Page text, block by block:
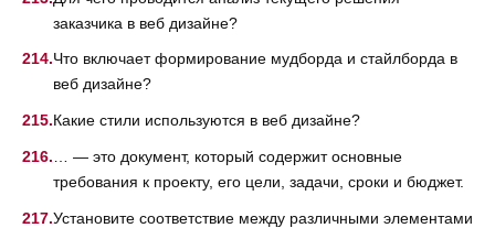
заказчика в веб дизайне?
Что включает формирование мудборда и стайлборда в
веб дизайне?
Какие стили используются в веб дизайне?
… — это документ, который содержит основные
требования к проекту, его цели, задачи, сроки и бюджет.
Установите соответствие между различными элементами